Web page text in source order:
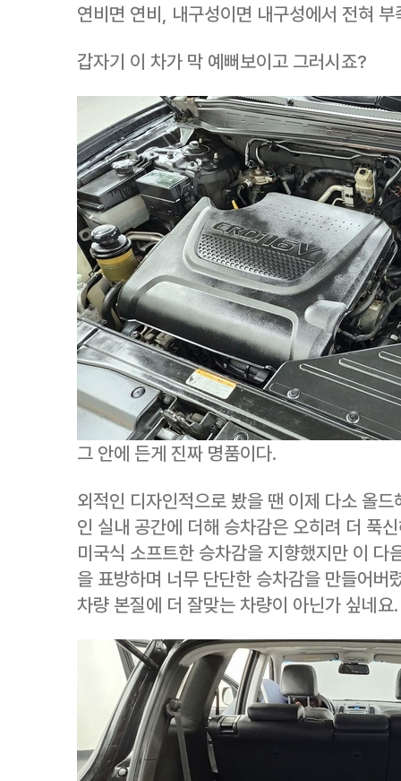
연비면 연비, 내구성이면 내구성에서 전혀
갑자기 이 차가 막 예뻐보이고 그러시죠?
그 안에 든게 진짜 명품이다.
외적인 디자인적으로 봤을 땐 이제 다소 올
인 실내 공간에 더해 승차감은 오히려 더 푹
미국식 소프트한 승차감을 지향했지만 이 다
을 표방하며 너무 단단한 승차감을 만들어버
차량 본질에 더 잘맞는 차량이 아닌가 싶네요.